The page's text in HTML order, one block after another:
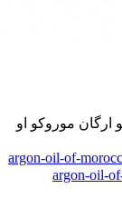
ارگان موروکو او